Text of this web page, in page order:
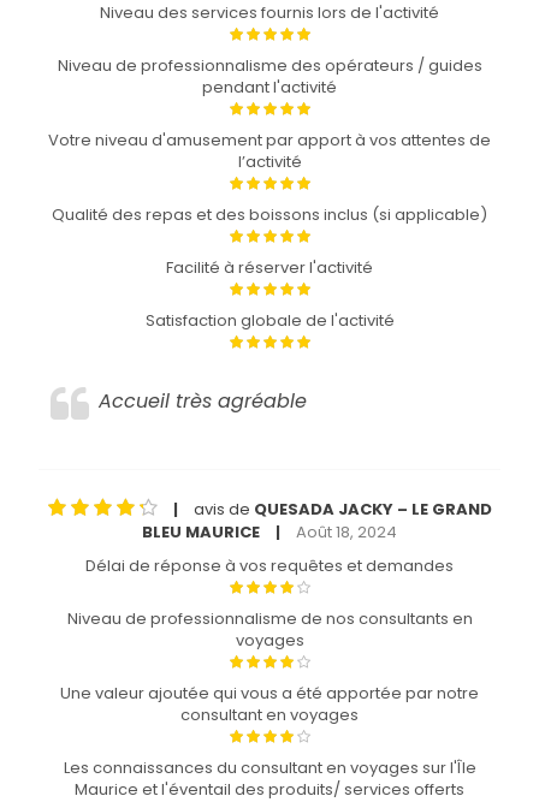
Niveau des services fournis lors de l'activité
Niveau de professionnalisme des opérateurs / guides
pendant l'activité
Votre niveau d'amusement par apport à vos attentes de
l’activité
Qualité des repas et des boissons inclus (si applicable)
Facilité à réserver l'activité
Satisfaction globale de l'activité
Accueil très agréable
| avis de QUESADA JACKY – LE GRAND
BLEU MAURICE
|
Août 18, 2024
Délai de réponse à vos requêtes et demandes
Niveau de professionnalisme de nos consultants en
voyages
Une valeur ajoutée qui vous a été apportée par notre
consultant en voyages
Les connaissances du consultant en voyages sur l'Île
Maurice et l'éventail des produits/ services offerts